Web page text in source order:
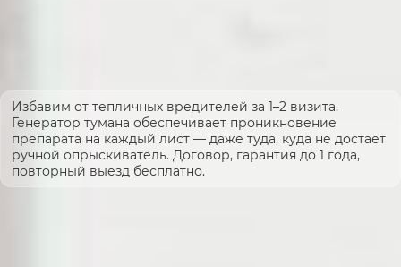
Избавим от тепличных вредителей за 1–2 визита.
Генератор тумана обеспечивает проникновение
препарата на каждый лист — даже туда, куда не достаёт
ручной опрыскиватель. Договор, гарантия до 1 года,
повторный выезд бесплатно.